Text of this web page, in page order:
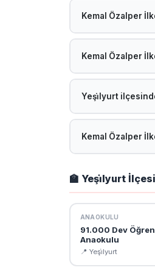
38.337171894148,
Kemal Özalper
Kemal Özalper
geçebilirsiniz.
Kemal Özalper
Kemal Özalper
devam etmektedir.
Yeşi̇lyurt
Malatya Yeşi̇lyurt
Kemal Özalper
öğretmen
🏫 Yeşi̇lyurt
ANAOKULU
91.000 Dev
Anaokulu
📍 Yeşi̇lyurt